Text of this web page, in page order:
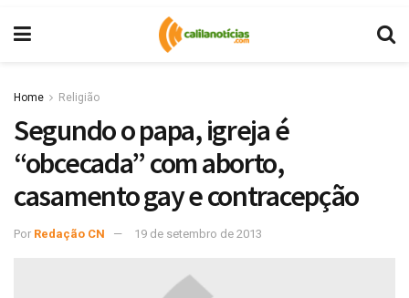
Home Religião
Segundo o papa, igreja é
“obcecada” com aborto,
casamento gay e contracepção
Por Redação CN 19 de setembro de 2013